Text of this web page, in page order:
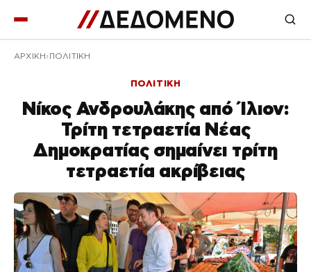
ΑΡΧΙΚΉ ΠΟΛΙΤΙΚΗ
ΠΟΛΙΤΙΚΗ
Νίκος Ανδρουλάκης από Ίλιον:
Τρίτη τετραετία Νέας
Δημοκρατίας σημαίνει τρίτη
τετραετία ακρίβειας